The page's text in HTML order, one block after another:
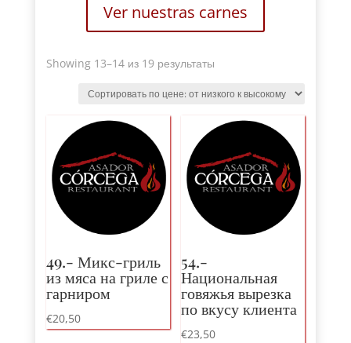
Ver nuestras carnes
Showing 13–14 из 19 результатыSorted
price:
низкого
высокому
49.- Микс-гриль
из мяса на гриле с
гарниром
€20,50
54.-
Национальная
говяжья вырезка
по вкусу клиента
€23,50